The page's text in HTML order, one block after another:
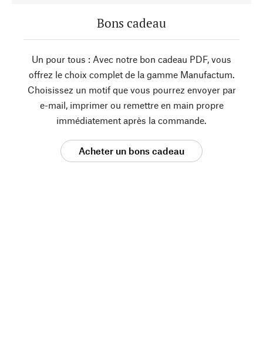
Bons cadeau
Un pour tous : Avec notre bon cadeau PDF, vous
offrez le choix complet de la gamme Manufactum.
Choisissez un motif que vous pourrez envoyer par
e-mail, imprimer ou remettre en main propre
immédiatement après la commande.
Acheter un bons cadeau